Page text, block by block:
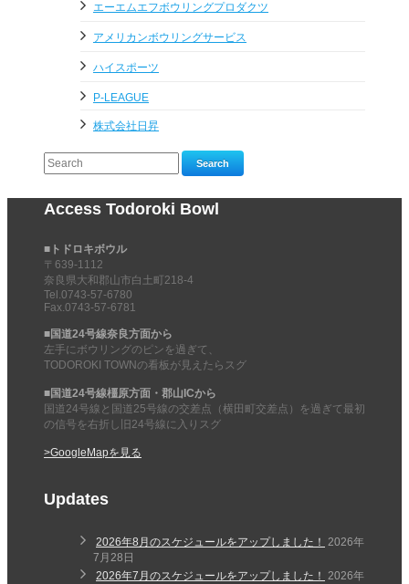
エーエムエフボウリングプロダクツ
アメリカンボウリングサービス
ハイスポーツ
P-LEAGUE
株式会社日昇
Search
Access Todoroki Bowl
■トドロキボウル
〒639-1112
奈良県大和郡山市白土町218-4
Tel.0743-57-6780
Fax.0743-57-6781
■国道24号線奈良方面から
左手にボウリングのピンを過ぎて、
TODOROKI TOWNの看板が見えたらスグ
■国道24号線橿原方面・郡山ICから
国道24号線と国道25号線の交差点（横田町交差点）を過ぎて最初
の信号を右折し旧24号線に入りスグ
>GoogleMapを見る
Updates
2026年8月のスケジュールをアップしました！ 2026年
7月28日
2026年7月のスケジュールをアップしました！ 2026年